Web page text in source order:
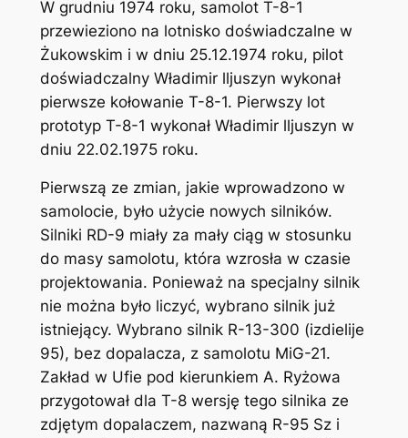
W grudniu 1974 roku, samolot T-8-1
przewieziono na lotnisko doświadczalne w
Żukowskim i w dniu 25.12.1974 roku, pilot
doświadczalny Władimir lljuszyn wykonał
pierwsze kołowanie T-8-1. Pierwszy lot
prototyp T-8-1 wykonał Władimir lljuszyn w
dniu 22.02.1975 roku.
Pierwszą ze zmian, jakie wprowadzono w
samolocie, było użycie nowych silników.
Silniki RD-9 miały za mały ciąg w stosunku
do masy samolotu, która wzrosła w czasie
projektowania. Ponieważ na specjalny silnik
nie można było liczyć, wybrano silnik już
istniejący. Wybrano silnik R-13-300 (izdielije
95), bez dopalacza, z samolotu MiG-21.
Zakład w Ufie pod kierunkiem A. Ryżowa
przygotował dla T-8 wersję tego silnika ze
zdjętym dopalaczem, nazwaną R-95 Sz i